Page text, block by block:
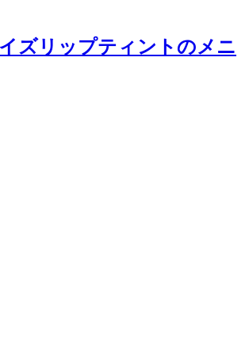
ズリップティント のメニ